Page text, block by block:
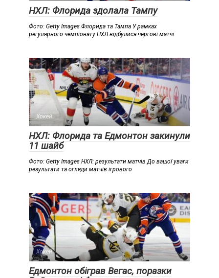
НХЛ: Флорида здолала Тампу
Фото: Getty Images Флорида та Тампа У рамках
регулярного чемпіонату НХЛ відбулися чергові матчі.
Хокей
НХЛ: Флорида та Едмонтон закинули
11 шайб
Фото: Getty Images НХЛ: результати матчів До вашої уваги
результати та огляди матчів ігрового
Хокей
Едмонтон обіграв Вегас, поразки